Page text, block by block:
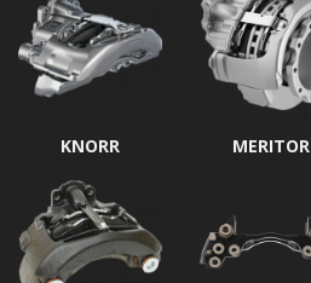
KNORR MERITOR